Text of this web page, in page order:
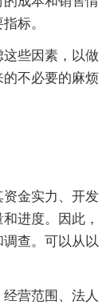
标。
些因素，以做
不必要的麻烦
金实力、开发
进度。因此，
查。可以从以
营范围、法人